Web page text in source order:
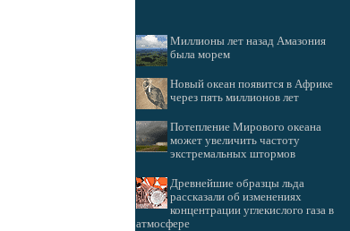
Миллионы лет назад Амазония
была морем
Новый океан появится в Африке
через пять миллионов лет
Потепление Мирового океана
может увеличить частоту
экстремальных штормов
Древнейшие образцы льда
рассказали об изменениях
концентрации углекислого газа в
атмосфере